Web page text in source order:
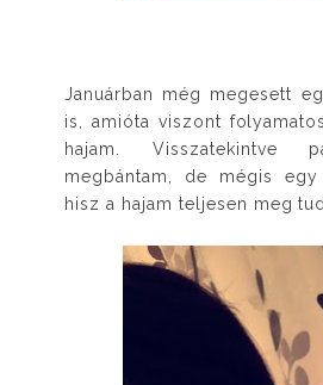
Januárban még megesett
is, amióta viszont
hajam. Visszatekintve
megbántam, de mégis
hisz a hajam teljesen meg